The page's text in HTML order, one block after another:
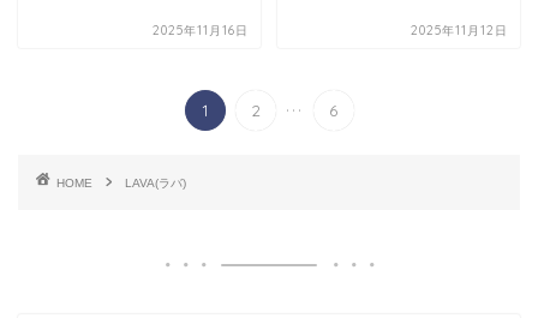
2025年11月16日 2025年11月12日
1 2 ... 6
HOME LAVA(ラバ)